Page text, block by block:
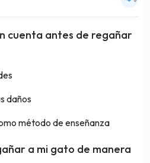
cuenta antes de regañar
daños
método de enseñanza
a mi gato de manera